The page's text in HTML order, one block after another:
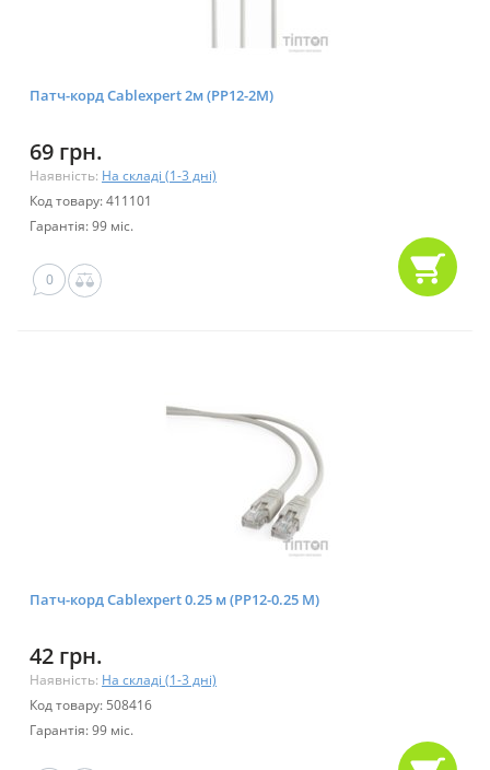
Патч-корд Cablexpert 2м (PP12-2M)
69 грн.
Наявність: На складі (1-3 дні)
Код товару: 411101
Гарантія: 99 міс.
0
Патч-корд Cablexpert 0.25 м (PP12-0.25 M)
42 грн.
Наявність: На складі (1-3 дні)
Код товару: 508416
Гарантія: 99 міс.